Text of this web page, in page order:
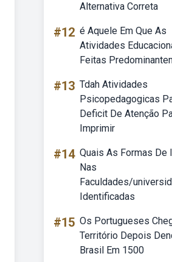
Alternativa Correta
#12 é Aquele Em Que As
Atividades
Feitas
#13 Tdah Atividades
Psicopedagogicas
Deficit De Atenção
Imprimir
#14 Quais As Formas De
Nas
Faculdades/
Identificadas
#15 Os Portugueses
Território Depois
Brasil Em 1500